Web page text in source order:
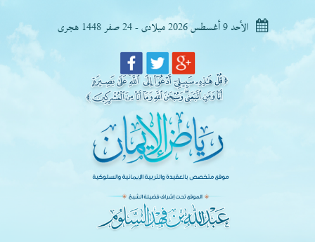
الأحد 9 أغسطس 2026 ميلادى - 24 صفر 1448 هجرى